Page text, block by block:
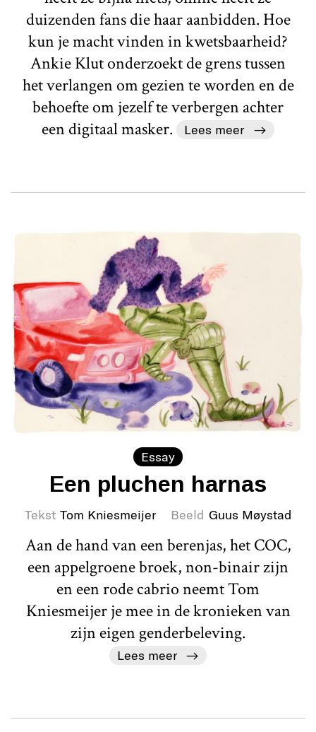
duizenden fans die haar aanbidden. Hoe
kun je macht vinden in kwetsbaarheid?
Ankie Klut onderzoekt de grens tussen
het verlangen om gezien te worden en de
behoefte om jezelf te verbergen achter
een digitaal masker.
Lees meer
Essay
Een pluchen harnas
Tekst Tom Kniesmeijer Beeld Guus Møystad
Aan de hand van een berenjas, het COC,
een appelgroene broek, non-binair zijn
en een rode cabrio neemt Tom
Kniesmeijer je mee in de kronieken van
zijn eigen genderbeleving.
Lees meer